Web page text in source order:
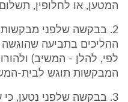
המטען, או לחלופין,
ההליכים בתביעה שהוגשה
לפי, להלן - המשיב)
המבקשות תוגש לבית-